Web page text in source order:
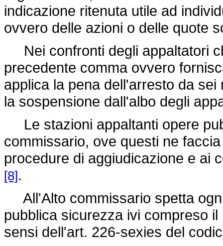
indicazione ritenuta utile ad
ovvero delle azioni o delle quote
Nei confronti degli appaltatori
precedente comma ovvero
applica la pena dell'arresto da
la sospensione dall'albo degli
Le stazioni appaltanti opere
commissario, ove questi ne
procedure di aggiudicazione e ai
[8].
All'Alto commissario spetta
pubblica sicurezza ivi compreso
sensi dell'art. 226-sexies del